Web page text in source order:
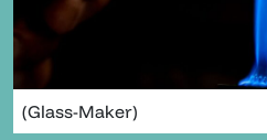
(Glass-Maker)